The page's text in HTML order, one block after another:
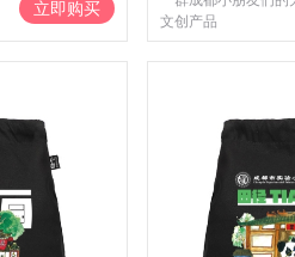
立即购买
文创产品